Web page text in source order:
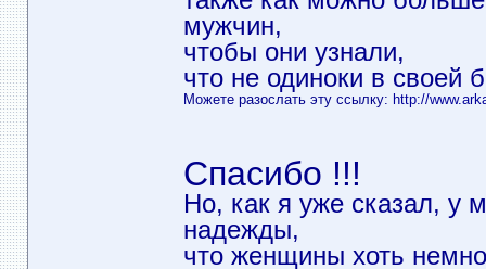
мужчин,
чтобы они узнали,
что не одиноки в своей
Можете разослать эту ссылку: http://
Спасибо !!!
Но, как я уже сказал, у
надежды,
что женщины хоть